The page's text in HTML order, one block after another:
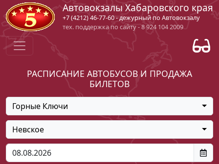
Автовокзалы Хабаровского края
+7 (4212) 46-77-60 - дежурный по Автовокзалу
тех. поддержка по сайту - 8 924 104 2009
РАСПИСАНИЕ АВТОБУСОВ И ПРОДАЖА
БИЛЕТОВ
Горные Ключи
Невское